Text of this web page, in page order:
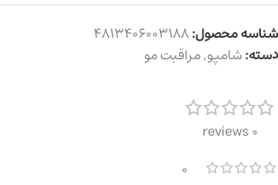
شناسه محصول:4813406003188
دسته:شامپو,مراقبت مو
0 reviews
0